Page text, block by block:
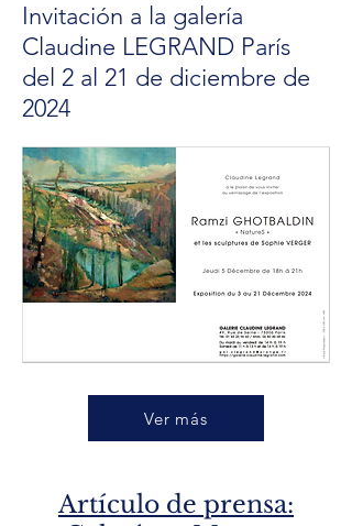
Invitación a la galería
Claudine LEGRAND París
del 2 al 21 de diciembre de
2024
Ver más
Artículo de prensa: